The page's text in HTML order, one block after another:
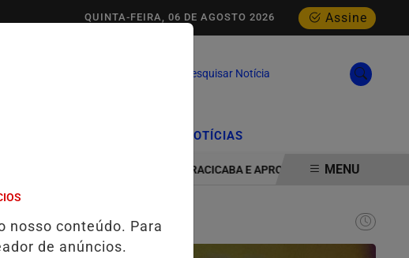
Assine
QUINTA-FEIRA, 06 DE AGOSTO 2026
Pesquisar Notícia
NOTÍCIAS
MAKER AMPLIA PRESENÇA EM PIRACICABA E APROXIMA ESTUDANTES DAS
MENU
nosso conteúdo. Para
de anúncios.